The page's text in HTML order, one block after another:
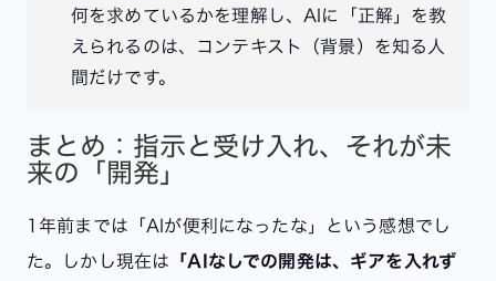
何を求めているかを理解し、AIに「正解」を教
えられるのは、コンテキスト（背景）を知る人
間だけです。
まとめ：指示と受け入れ、それが未
来の「開発」
1年前までは「AIが便利になったな」という感想でし
た。しかし現在は 「AIなしでの開発は、ギアを入れず